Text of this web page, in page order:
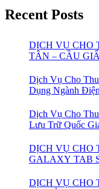
Recent Posts
DỊCH VỤ CHO
TÂN – CẦU
Dịch Vụ Cho
Dụng Ngành
Dịch Vụ Cho
Lưu Trữ Quốc
DỊCH VỤ CHO
GALAXY TAB
DỊCH VỤ CHO